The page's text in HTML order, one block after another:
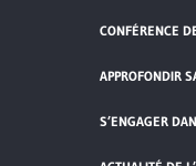
CONFÉRENCE
APPROFONDIR
S’ENGAGER